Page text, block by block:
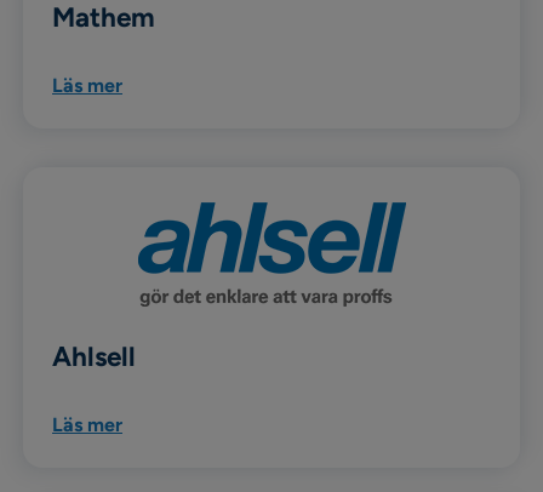
Mathem
Läs mer
Ahlsell
Läs mer